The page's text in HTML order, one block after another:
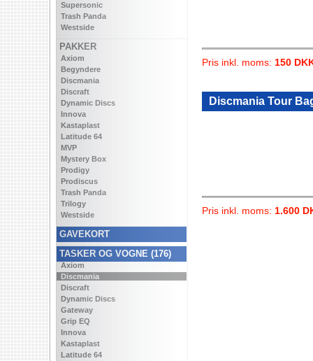
Supersonic
Trash Panda
Westside
PAKKER
Axiom
Begyndere
Discmania
Discraft
Dynamic Discs
Innova
Kastaplast
Latitude 64
MVP
Mystery Box
Prodigy
Prodiscus
Trash Panda
Trilogy
Westside
GAVEKORT
TASKER OG VOGNE (176)
Axiom
Discmania
Discraft
Dynamic Discs
Gateway
Grip EQ
Innova
Kastaplast
Latitude 64
Pris inkl. moms: 150
Discmania Tour
Pris inkl. moms: 1.600